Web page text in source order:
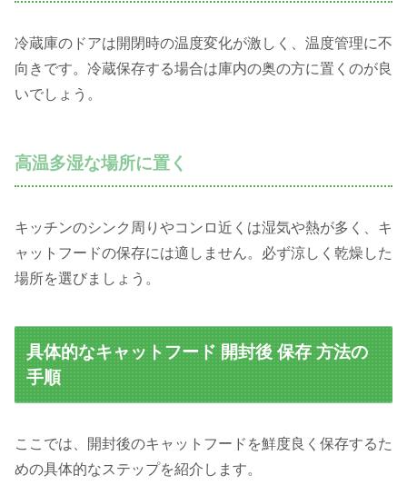
冷蔵庫のドアは開閉時の温度変化が激しく、温度管理に不
向きです。冷蔵保存する場合は庫内の奥の方に置くのが良
いでしょう。
高温多湿な場所に置く
キッチンのシンク周りやコンロ近くは湿気や熱が多く、キ
ャットフードの保存には適しません。必ず涼しく乾燥した
場所を選びましょう。
具体的なキャットフード 開封後 保存 方法の
手順
ここでは、開封後のキャットフードを鮮度良く保存するた
めの具体的なステップを紹介します。